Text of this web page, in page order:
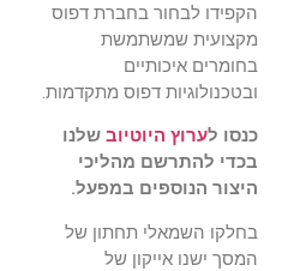
הקפידו לבחור בחברת דפוס
מקצועית שמשתמשת
בחומרים איכותיים
ובטכנולוגיות דפוס מתקדמות.
כנסו לערוץ היוטיוב שלנו
בכדי להתרשם מהליכי
היצור הנוספים במפעל.
בחלקו השמאלי תחתון של
המסך ישנו אייקון של